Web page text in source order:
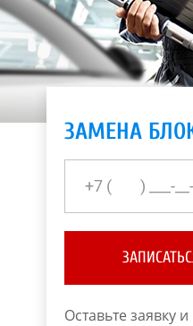
ЗАМЕНА
Оставьте заявку